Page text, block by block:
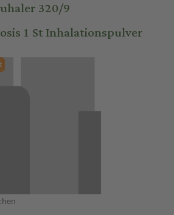
320/9
1 St Inhalationspulver